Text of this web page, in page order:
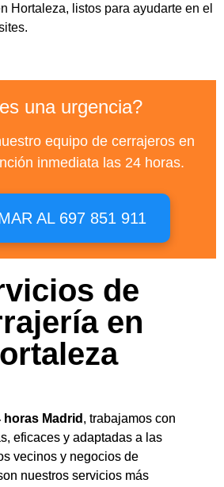
Hortaleza, listos para ayudarte en el
una urgencia?
equipo de cerrajeros en
inmediata las 24 horas.
AL 697 851 911
de
en
Madrid , trabajamos con
eficaces y adaptadas a las
vecinos y negocios de
nuestros servicios más